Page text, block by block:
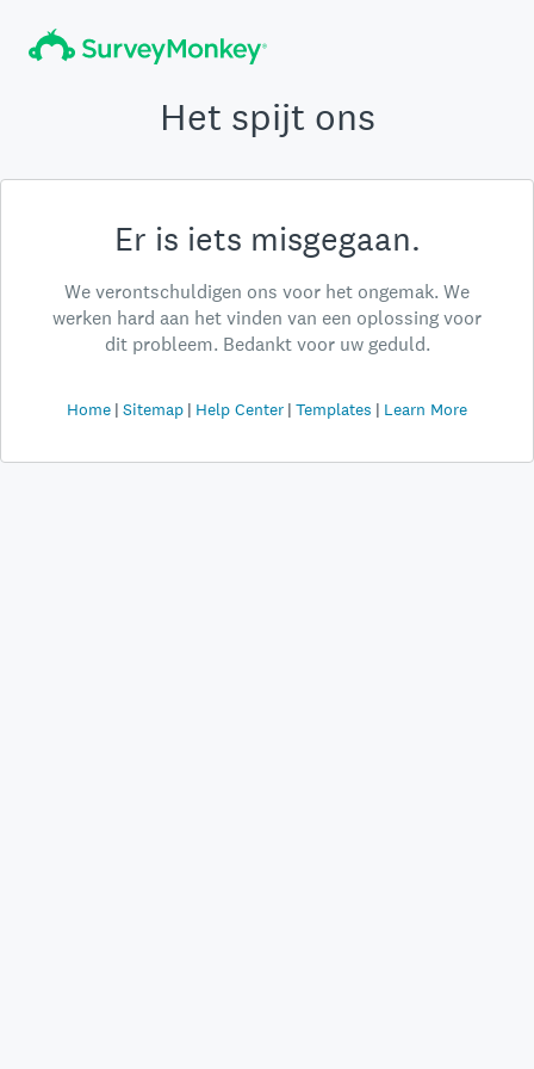
Het spijt ons
Er is iets misgegaan.
We verontschuldigen ons voor het ongemak. We
werken hard aan het vinden van een oplossing voor
dit probleem. Bedankt voor uw geduld.
Home Sitemap Help Center Templates Learn More